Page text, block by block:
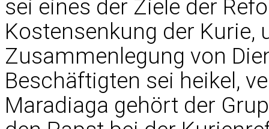
sei eines der Ziele der
Kostensenkung der Kurie,
Zusammenlegung von
Beschäftigten sei heikel,
Maradiaga gehört der